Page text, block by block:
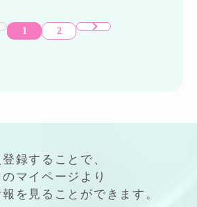
1 2
録することで、
マイページ より
を見ることができます。